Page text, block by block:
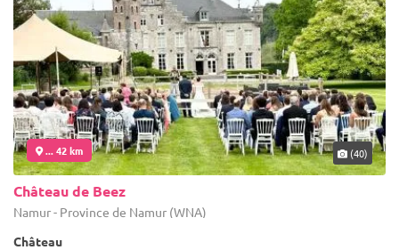
... 42 km (40)
Château de Beez
Namur - Province de Namur (WNA)
Château